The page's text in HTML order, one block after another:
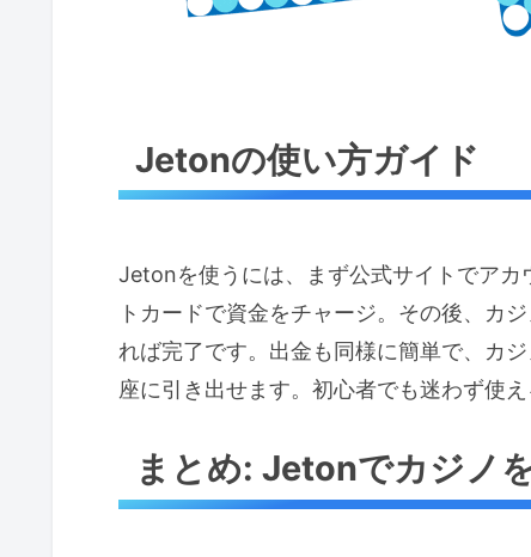
Jetonの使い方ガイド
Jetonを使うには、まず公式サイトでアカ
トカードで資金をチャージ。その後、カ
れば完了です。出金も同様に簡単で、カ
座に引き出せます。初心者でも迷わず使
まとめ: Jetonでカジノ